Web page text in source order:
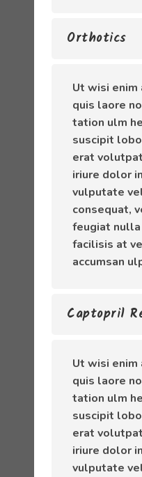
Orthotics
Ut wisi enim
quis laore
tation ulm
suscipit
erat
iriure dolor
vulputate
consequat,
feugiat
facilisis at
accumsan
Captopril
Ut wisi enim
quis laore
tation ulm
suscipit
erat
iriure dolor
vulputate